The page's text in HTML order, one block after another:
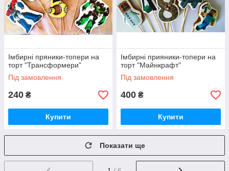
Імбирні пряники-топери на
торт "Трансформери"
Під замовлення
240 ₴
Купити
Імбирні прияники-топери на
торт "Майнкрафт"
Під замовлення
400 ₴
Купити
Показати ще